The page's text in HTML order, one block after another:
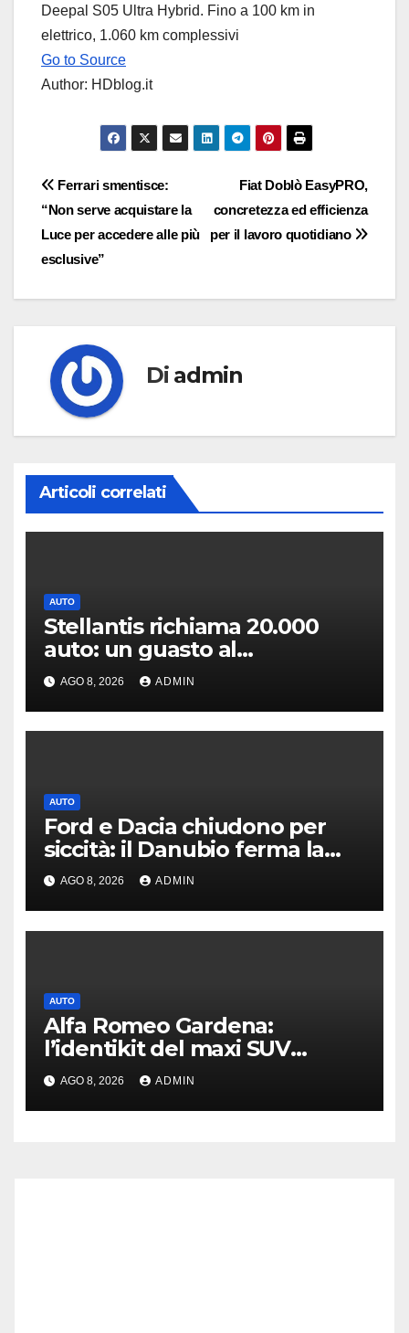
Deepal S05 Ultra Hybrid. Fino a 100 km in
elettrico, 1.060 km complessivi
Go to Source
Author: HDblog.it
Navigazione
articoli
Fiat Doblò EasyPRO,
concretezza ed efficienza
per il lavoro quotidiano
Ferrari smentisce:
“Non serve acquistare la
Luce per accedere alle più
esclusive”
Di admin
Articoli correlati
AUTO
Stellantis richiama 20.000
auto: un guasto al
servosterzo potrebbe
provocare un incendio
AGO 8, 2026 ADMIN
AUTO
Ford e Dacia chiudono per
siccità: il Danubio ferma la
produzione auto
AGO 8, 2026 ADMIN
AUTO
Alfa Romeo Gardena:
l’identikit del maxi SUV
immaginato per Usa e Cina
AGO 8, 2026 ADMIN